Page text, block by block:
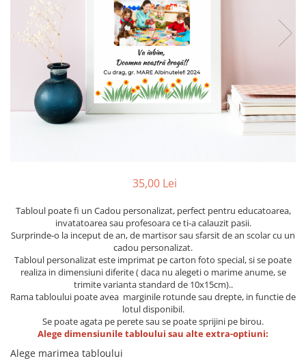
Cadouri barbati
Seturi cadou barbati
Seturi cadou barbati portofel si curea
Ceasuri pentru EL
Cadouri craciun barbati
Cadouri personalizate barbati
Cadouri copii
Cadouri craciun copii
Colectia Disney
Sticlă pentru apa Personalizată
Sepci personalizate
Seturi cadou pentru copii KID's Collection
Cadouri Cuplu
Fashion
Etichete scolare
Sepci personalizate
Bannere personalizate scoli si gradinite
Caserole personalizate sandwich
Saculeti personalizati
Sticla de apa personalizata
35,00 Lei
Tabloul poate fi un Cadou personalizat, perfect pentru educatoarea,
invatatoarea sau profesoara ce ti-a calauzit pasii.
Surprinde-o la inceput de an, de martisor sau sfarsit de an scolar cu un
cadou personalizat.
Tabloul personalizat este imprimat pe carton foto special, si se poate
realiza in dimensiuni diferite ( daca nu alegeti o marime anume, se
trimite varianta standard de 10x15cm)..
Rama tabloului poate avea marginile rotunde sau drepte, in functie de
lotul disponibil.
Se poate agata pe perete sau se poate sprijini pe birou.
Alege dimensiunile tabloului sau alte extra-optiuni:
Alege marimea tabloului